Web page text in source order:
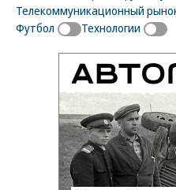
Телекоммуникационный
Футбол
Технологии